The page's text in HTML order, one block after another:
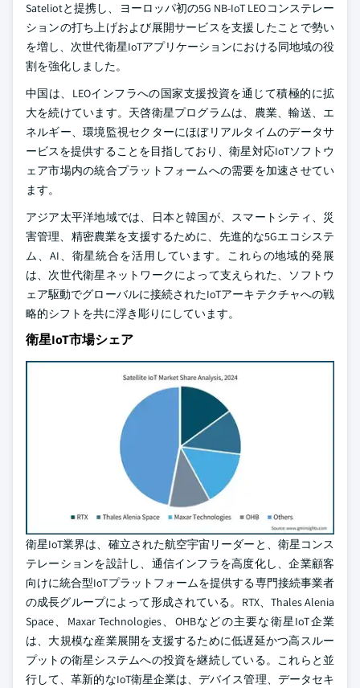
Sateliotと提携し、ヨーロッパ初の5G NB-IoT LEOコンステレー
ションの打ち上げおよび展開サービスを支援したことで勢い
を増し、次世代衛星IoTアプリケーションにおける同地域の役
割を強化しました。
中国は、LEOインフラへの国家支援投資を通じて積極的に拡
大を続けています。天啓衛星プログラムは、農業、輸送、エ
ネルギー、環境監視セクターにほぼリアルタイムのデータサ
ービスを提供することを目指しており、衛星対応IoTソフトウ
ェア市場内の統合プラットフォームへの需要を加速させてい
ます。
アジア太平洋地域では、日本と韓国が、スマートシティ、災
害管理、精密農業を支援するために、先進的な5Gエコシステ
ム、AI、衛星統合を活用しています。これらの地域的発展
は、次世代衛星ネットワークによって支えられた、ソフトウ
ェア駆動でグローバルに接続されたIoTアーキテクチャへの戦
略的シフトを共に浮き彫りにしています。
衛星IoT市場シェア
衛星IoT業界は、確立された航空宇宙リーダーと、衛星コンス
テレーションを設計し、通信インフラを高度化し、企業顧客
向けに統合型IoTプラットフォームを提供する専門接続事業者
の成長グループによって形成されている。RTX、Thales Alenia
Space、Maxar Technologies、OHBなどの主要な衛星IoT企業
は、大規模な産業展開を支援するために低遅延かつ高スルー
プットの衛星システムへの投資を継続している。これらと並
行して、革新的なIoT衛星企業は、デバイス管理、データセキ